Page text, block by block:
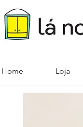
Home Loja